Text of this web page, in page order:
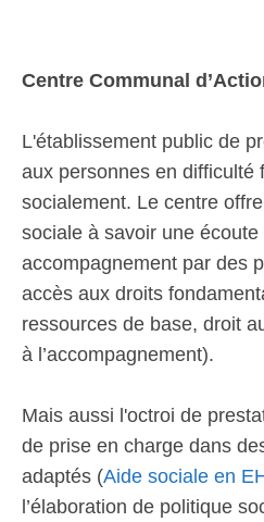
Centre Communal
L'établissement public de
aux personnes en difficulté
socialement. Le centre
sociale à savoir une écoute
accompagnement par des
accès aux droits
ressources de base, droit
à l’accompagnement).
Mais aussi l'octroi de
de prise en charge dans
adaptés (Aide sociale en
l’élaboration de politique